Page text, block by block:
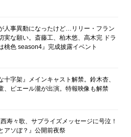
人事異動になったけど…リリー・フラン
実な願い。斎藤工、柏木悠、高木完 ドラ
桃色 season4』完成披露イベント
十字架』メインキャスト解禁。鈴木杏、
、ピエール瀧が出演。特報映像も解禁
寿々歌、サプライズメッセージに号泣！
アソぼ？』公開前夜祭